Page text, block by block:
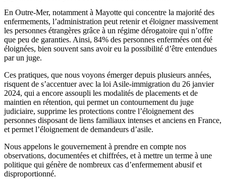
En Outre-Mer, notamment à Mayotte qui concentre la majorité des
enfermements, l’administration peut retenir et éloigner massivement
les personnes étrangères grâce à un régime dérogatoire qui n’offre
que peu de garanties. Ainsi, 84% des personnes enfermées ont été
éloignées, bien souvent sans avoir eu la possibilité d’être entendues
par un juge.
Ces pratiques, que nous voyons émerger depuis plusieurs années,
risquent de s’accentuer avec la loi Asile-immigration du 26 janvier
2024, qui a encore assoupli les modalités de placements et de
maintien en rétention, qui permet un contournement du juge
judiciaire, supprime les protections contre l’éloignement des
personnes disposant de liens familiaux intenses et anciens en France,
et permet l’éloignement de demandeurs d’asile.
Nous appelons le gouvernement à prendre en compte nos
observations, documentées et chiffrées, et à mettre un terme à une
politique qui génère de nombreux cas d’enfermement abusif et
disproportionné.